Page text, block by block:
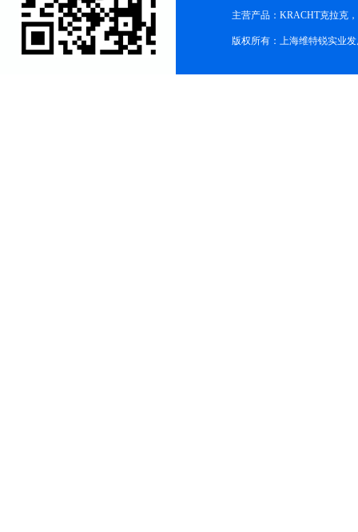
主营产品：KRACHT克拉克
版权所有：上海维特锐实业